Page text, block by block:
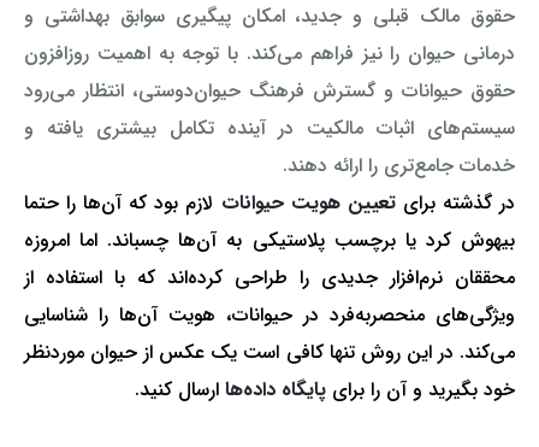
حقوق مالک قبلی و جدید، امکان پیگیری سوابق بهداشتی و
درمانی حیوان را نیز فراهم می‌کند. با توجه به اهمیت روزافزون
حقوق حیوانات و گسترش فرهنگ حیوان‌دوستی، انتظار می‌رود
سیستم‌های اثبات مالکیت در آینده تکامل بیشتری یافته و
خدمات جامع‌تری را ارائه دهند.
در گذشته برایتعیین هویت حیوانات لازم بود که آن‌ها را حتما
بیهوش کرد یا برچسب پلاستیکی به آن‌ها چسباند. اما امروزه
محققان نرم‌افزار جدیدی را طراحی کرده‌اند که با استفاده از
ویژگی‌های منحصربه‌فرد در حیوانات، هویت آن‌ها را شناسایی
می‌کند. در این روش تنها کافی است یک عکس از حیوان موردنظر
خود بگیرید و آن را برای پایگاه داده‌ها ارسال کنید.